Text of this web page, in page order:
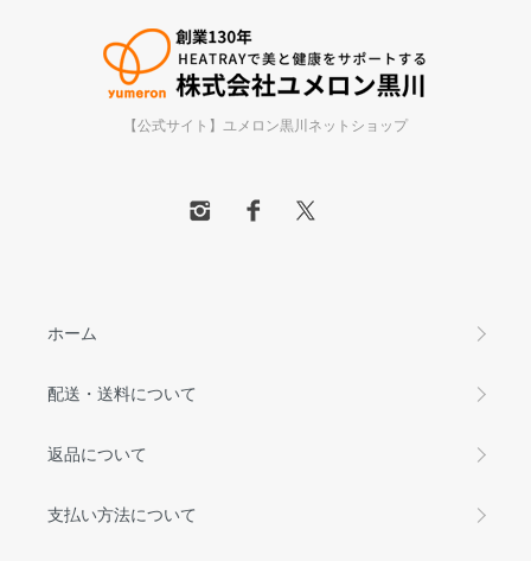
【公式サイト】ユメロン黒川ネットショップ
ホーム
配送・送料について
返品について
支払い方法について